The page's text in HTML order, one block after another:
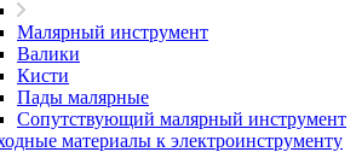
Малярный инструмент
Валики
Кисти
Пады малярные
Сопутствующий малярный инструмент
материалы к электроинструменту